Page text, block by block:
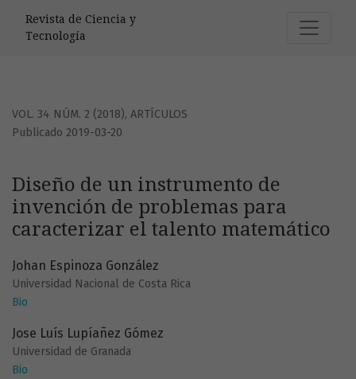
Revista de Ciencia y
Tecnología
VOL. 34 NÚM. 2 (2018), ARTÍCULOS
Diseño de un instrumento de
invención de problemas para
caracterizar el talento matemático
Publicado 2019-03-20
Johan Espinoza González
Universidad Nacional de Costa Rica
Bio
Jose Luís Lupíañez Gómez
Universidad de Granada
Bio